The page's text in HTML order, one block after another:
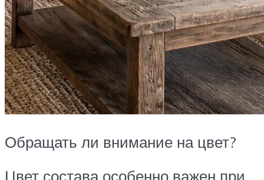
Обращать ли внимание на цвет?
Цвет состава особенно важен при